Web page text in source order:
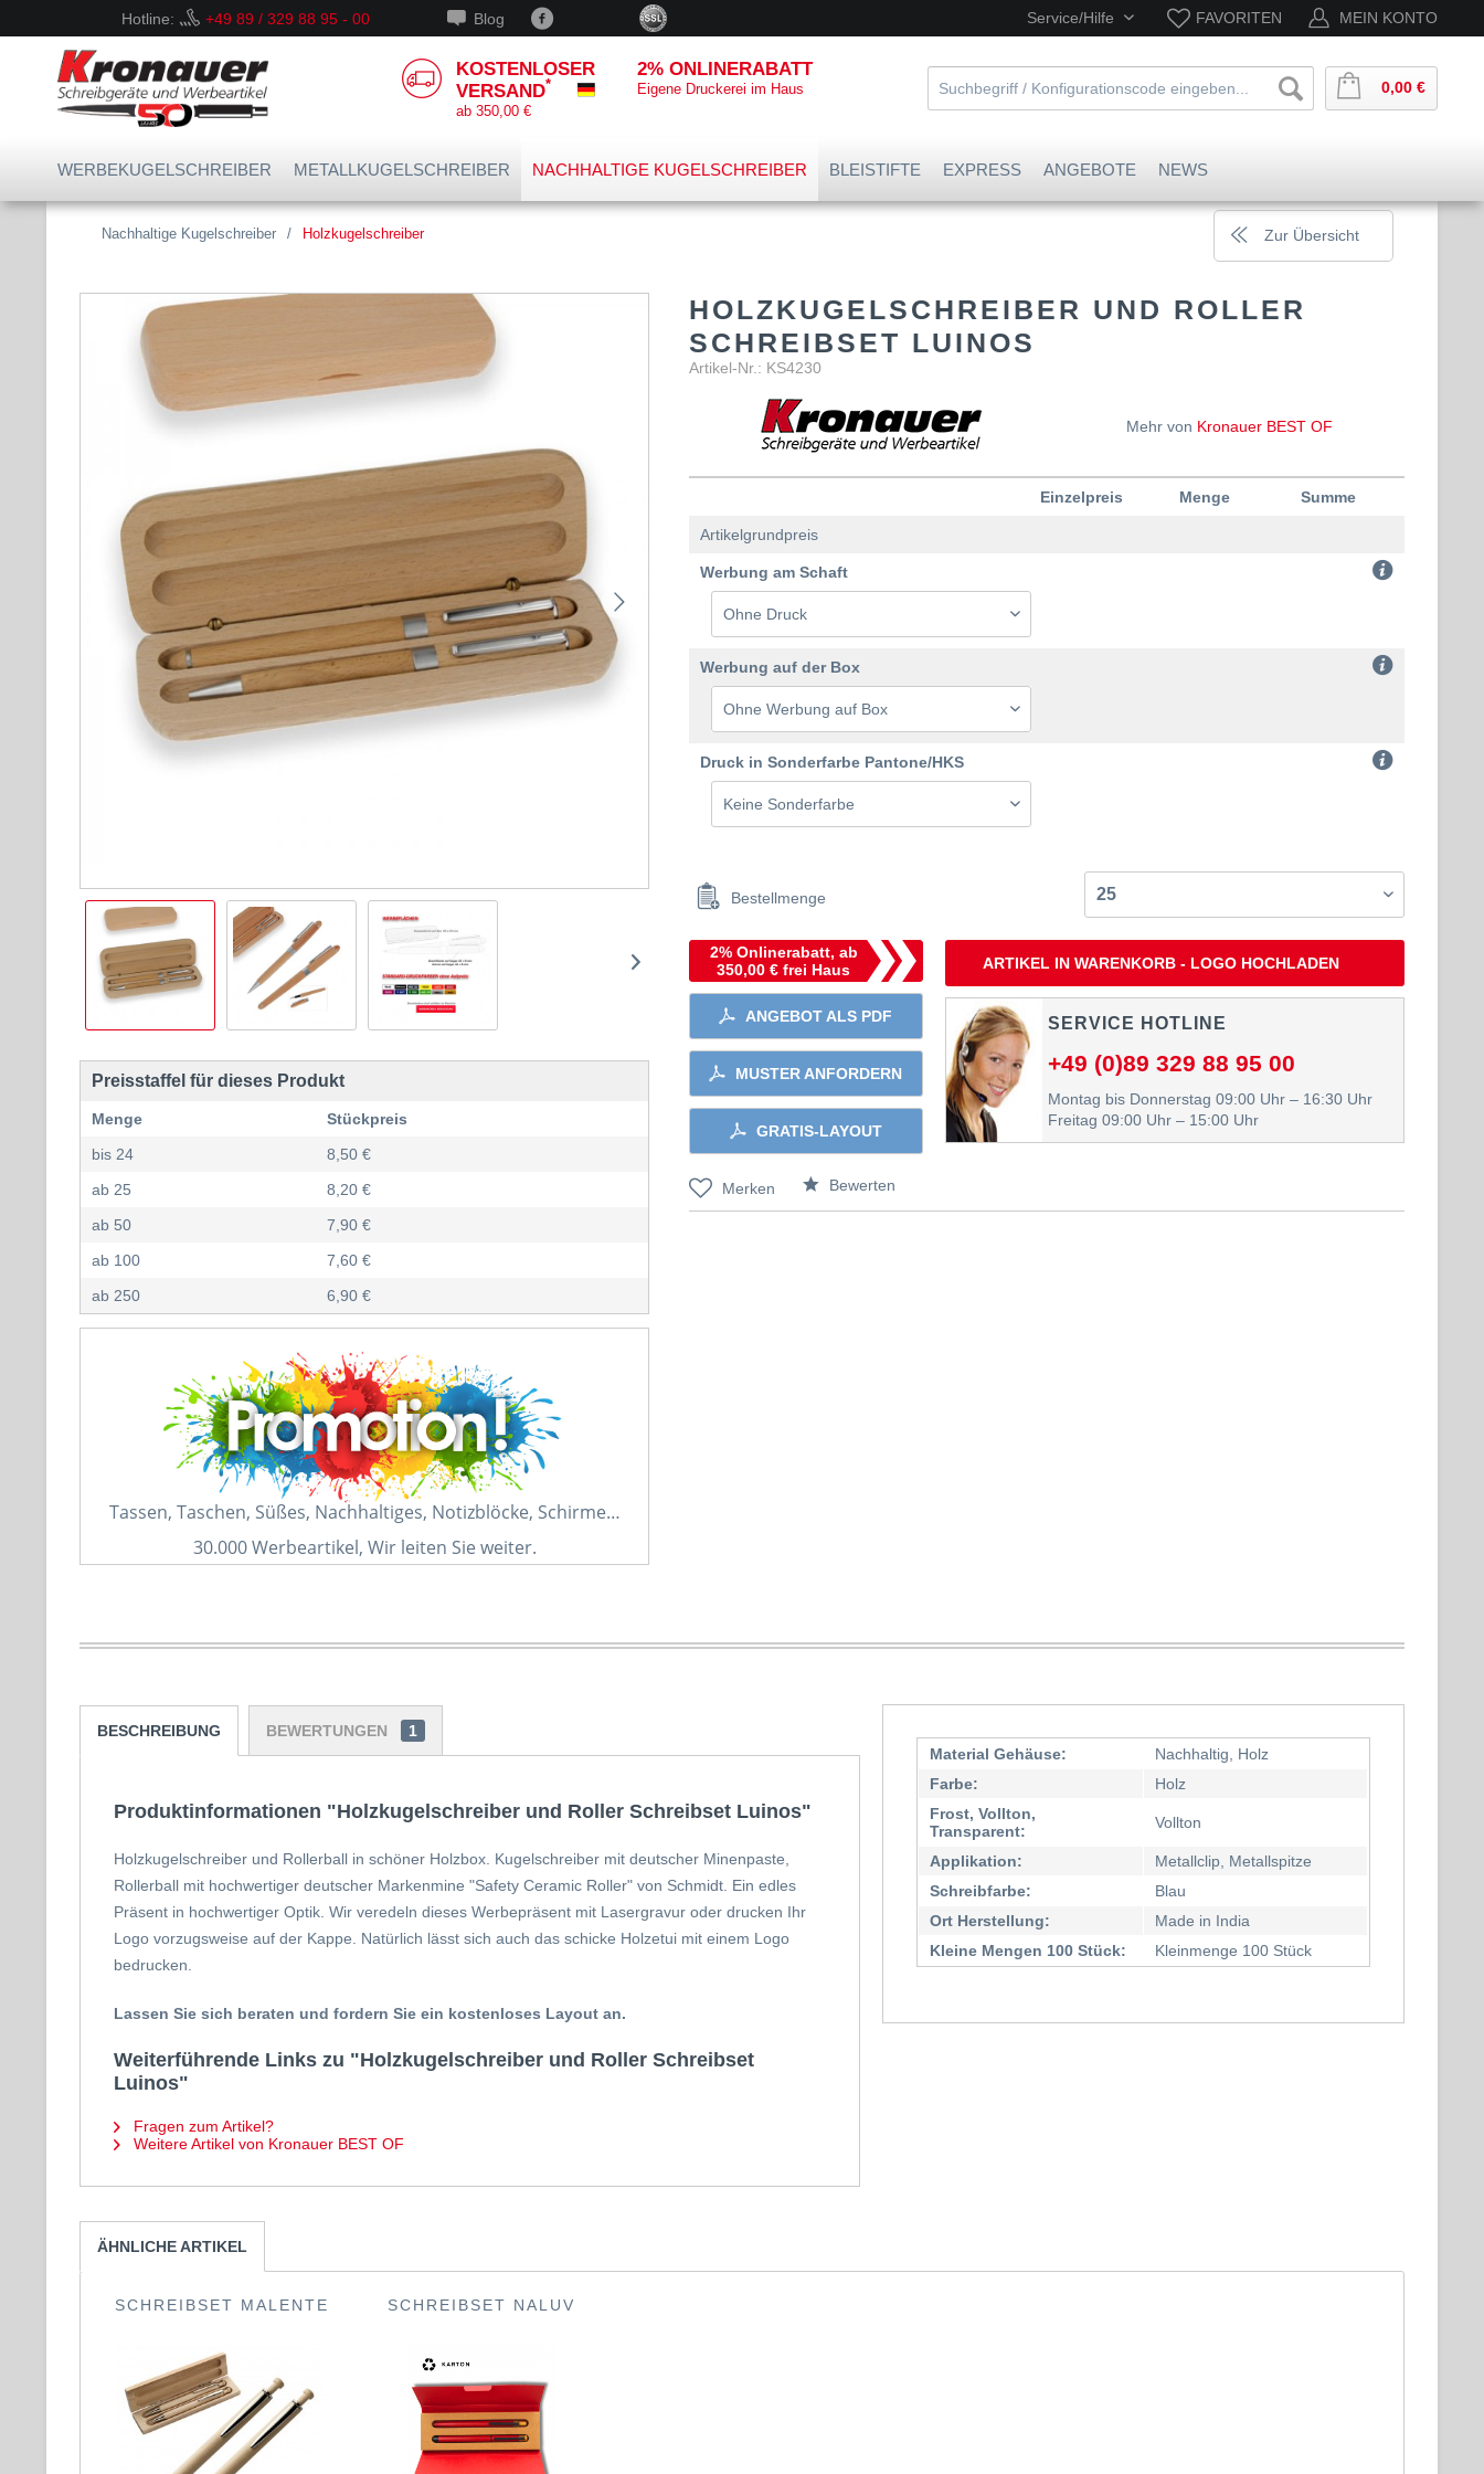
Hotline: +49 89 / 329 88 95 - 00 Blog Service/Hilfe FAVORITEN MEIN KONTO
KOSTENLOSER
VERSAND*
ab 350,00 €
2% ONLINERABATT
Eigene Druckerei im Haus 0,00 €
WERBEKUGELSCHREIBER METALLKUGELSCHREIBER NACHHALTIGE KUGELSCHREIBER BLEISTIFTE EXPRESS ANGEBOTE NEWS
Zur Übersicht
Nachhaltige Kugelschreiber / Holzkugelschreiber
HOLZKUGELSCHREIBER UND ROLLER
SCHREIBSET LUINOS
Artikel-Nr.: KS4230
Preisstaffel für dieses Produkt
Menge
Stückpreis
bis 24
8,50 €
ab 25
8,20 €
ab 50
7,90 €
ab 100
7,60 €
ab 250 6,90 €
Tassen, Taschen, Süßes, Nachhaltiges, Notizblöcke, Schirme…
30.000 Werbeartikel, Wir leiten Sie weiter.
Mehr von Kronauer BEST OF
Einzelpreis Menge Summe
Artikelgrundpreis
Werbung am Schaft
Werbung auf der Box
Druck in Sonderfarbe Pantone/HKS
Bestellmenge
2% Onlinerabatt, ab
350,00 € frei Haus
ANGEBOT ALS PDF
MUSTER ANFORDERN
GRATIS-LAYOUT
ARTIKEL IN WARENKORB - LOGO HOCHLADEN
SERVICE HOTLINE
+49 (0)89 329 88 95 00
Montag bis Donnerstag 09:00 Uhr – 16:30 Uhr
Freitag 09:00 Uhr – 15:00 Uhr
Merken Bewerten
BESCHREIBUNG BEWERTUNGEN 1
Produktinformationen "Holzkugelschreiber und Roller Schreibset Luinos"
Holzkugelschreiber und Rollerball in schöner Holzbox. Kugelschreiber mit deutscher Minenpaste,
Rollerball mit hochwertiger deutscher Markenmine "Safety Ceramic Roller" von Schmidt. Ein edles
Präsent in hochwertiger Optik. Wir veredeln dieses Werbepräsent mit Lasergravur oder drucken Ihr
Logo vorzugsweise auf der Kappe. Natürlich lässt sich auch das schicke Holzetui mit einem Logo
bedrucken.
Lassen Sie sich beraten und fordern Sie ein kostenloses Layout an.
Weiterführende Links zu "Holzkugelschreiber und Roller Schreibset
Luinos"
Fragen zum Artikel?
Weitere Artikel von Kronauer BEST OF
Material Gehäuse:
Nachhaltig, Holz
Farbe:
Holz
Frost, Vollton,
Transparent:
Vollton
Applikation:
Metallclip, Metallspitze
Schreibfarbe:
Blau
Ort Herstellung:
Made in India
Kleine Mengen 100 Stück:
Kleinmenge 100 Stück
ÄHNLICHE ARTIKEL
SCHREIBSET MALENTE SCHREIBSET NALUV